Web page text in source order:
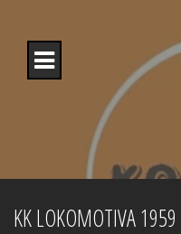
content
KK LOKOMOTIVA 1959